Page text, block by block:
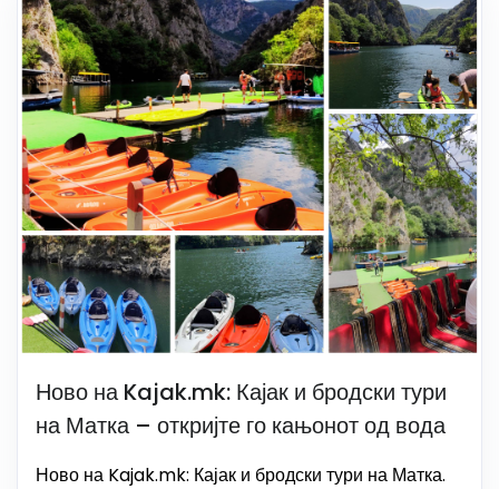
Ново на Kajak.mk: Кајак и бродски тури
на Матка – откријте го кањонот од вода
Ново на Kajak.mk: Кајак и бродски тури на Матка.